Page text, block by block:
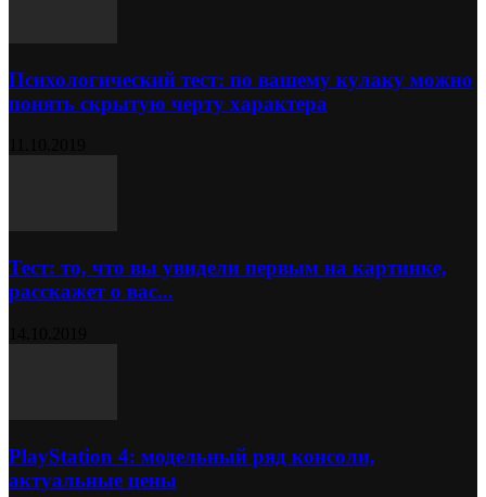
Психологический тест: по вашему кулаку можно
понять скрытую черту характера
Тест: то, что вы увидели первым на картинке,
расскажет о вас...
PlayStation 4: модельный ряд консоли,
актуальные цены